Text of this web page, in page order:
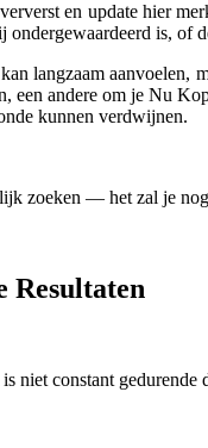
en update hier
is,
langzaam
een andere om je Nu
kunnen verdwijnen.
zoeken — het zal je
Resultaten
constant